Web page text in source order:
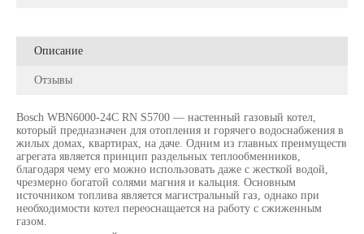
Описание
Отзывы
Bosch WBN6000-24C RN S5700 — настенный газовый котел,
который предназначен для отопления и горячего водоснабжения в
жилых домах, квартирах, на даче. Одним из главных преимуществ
агрегата является принцип раздельных теплообменников,
благодаря чему его можно использовать даже с жесткой водой,
чрезмерно богатой солями магния и кальция. Основным
источником топлива является магистральный газ, однако при
необходимости котел переоснащается на работу с сжиженным
газом.